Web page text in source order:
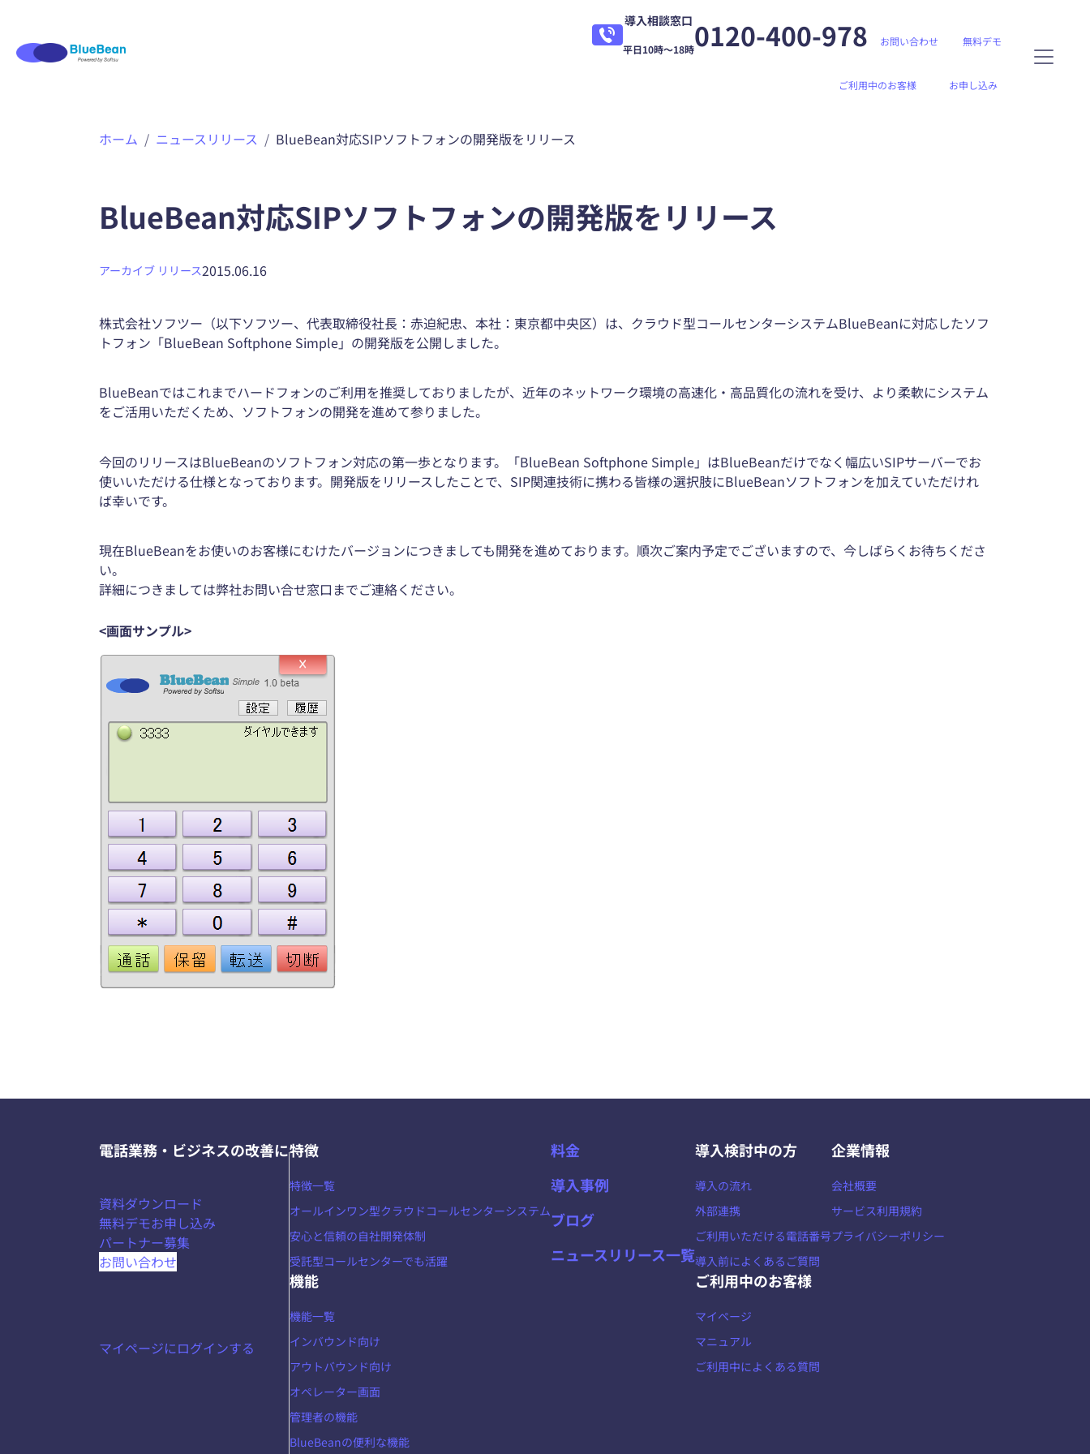
導入相談窓口
平日10時～18時0120-400-978 お問い合わせ 無料デモ
ご利用中のお客様 お申し込み
ホーム ニュースリリース BlueBean対応SIPソフトフォンの開発版をリリース
BlueBean対応SIPソフトフォンの開発版をリリース
アーカイブ リリース2015.06.16
株式会社ソフツー（以下ソフツー、代表取締役社長：赤迫紀忠、本社：東京都中央区）は、クラウド型コールセンターシステムBlueBeanに対応したソフ
トフォン「BlueBean Softphone Simple」の開発版を公開しました。
BlueBeanではこれまでハードフォンのご利用を推奨しておりましたが、近年のネットワーク環境の高速化・高品質化の流れを受け、より柔軟にシステム
をご活用いただくため、ソフトフォンの開発を進めて参りました。
今回のリリースはBlueBeanのソフトフォン対応の第一歩となります。「BlueBean Softphone Simple」はBlueBeanだけでなく幅広いSIPサーバーでお
使いいただける仕様となっております。開発版をリリースしたことで、SIP関連技術に携わる皆様の選択肢にBlueBeanソフトフォンを加えていただけれ
ば幸いです。
現在BlueBeanをお使いのお客様にむけたバージョンにつきましても開発を進めております。順次ご案内予定でございますので、今しばらくお待ちくださ
い。
詳細につきましては弊社お問い合せ窓口までご連絡ください。
<画面サンプル>
電話業務・ビジネスの改善に
資料ダウンロード
無料デモお申し込み
パートナー募集
お問い合わせ
マイページにログインする
特徴
特徴一覧
オールインワン型クラウドコールセンターシステム
安心と信頼の自社開発体制
受託型コールセンターでも活躍
機能
機能一覧
インバウンド向け
アウトバウンド向け
オペレーター画面
管理者の機能
BlueBeanの便利な機能
料金
導入事例
ブログ
ニュースリリース一覧
導入検討中の方
導入の流れ
外部連携
ご利用いただける電話番号
導入前によくあるご質問
ご利用中のお客様
マイページ
マニュアル
ご利用中によくある質問
企業情報
会社概要
サービス利用規約
プライバシーポリシー